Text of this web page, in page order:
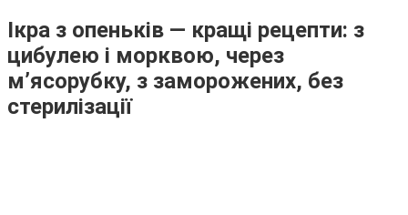
Ікра з опеньків — кращі рецепти: з
цибулею і морквою, через
м’ясорубку, з заморожених, без
стерилізації